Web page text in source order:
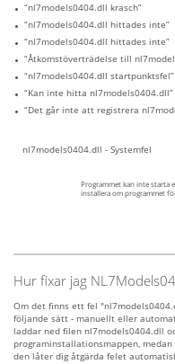
“nl7models0404.dll krasch”
“nl7models0404.dll hittades inte”
“nl7models0404.dll hittades inte”
“Åtkomstöverträdelse till
“nl7models0404.dll startpunktsfel”
“Kan inte hitta nl7models0404.dll”
“Det går inte att registrera
nl7models0404.dll - Systemfel
Programmet kan inte starta
installera om programmet
Hur fixar jag
Om det finns ett fel
följande sätt - manuellt eller
laddar ned filen nl7models0404.dll
programinstallationsmappen,
den låter dig åtgärda felet